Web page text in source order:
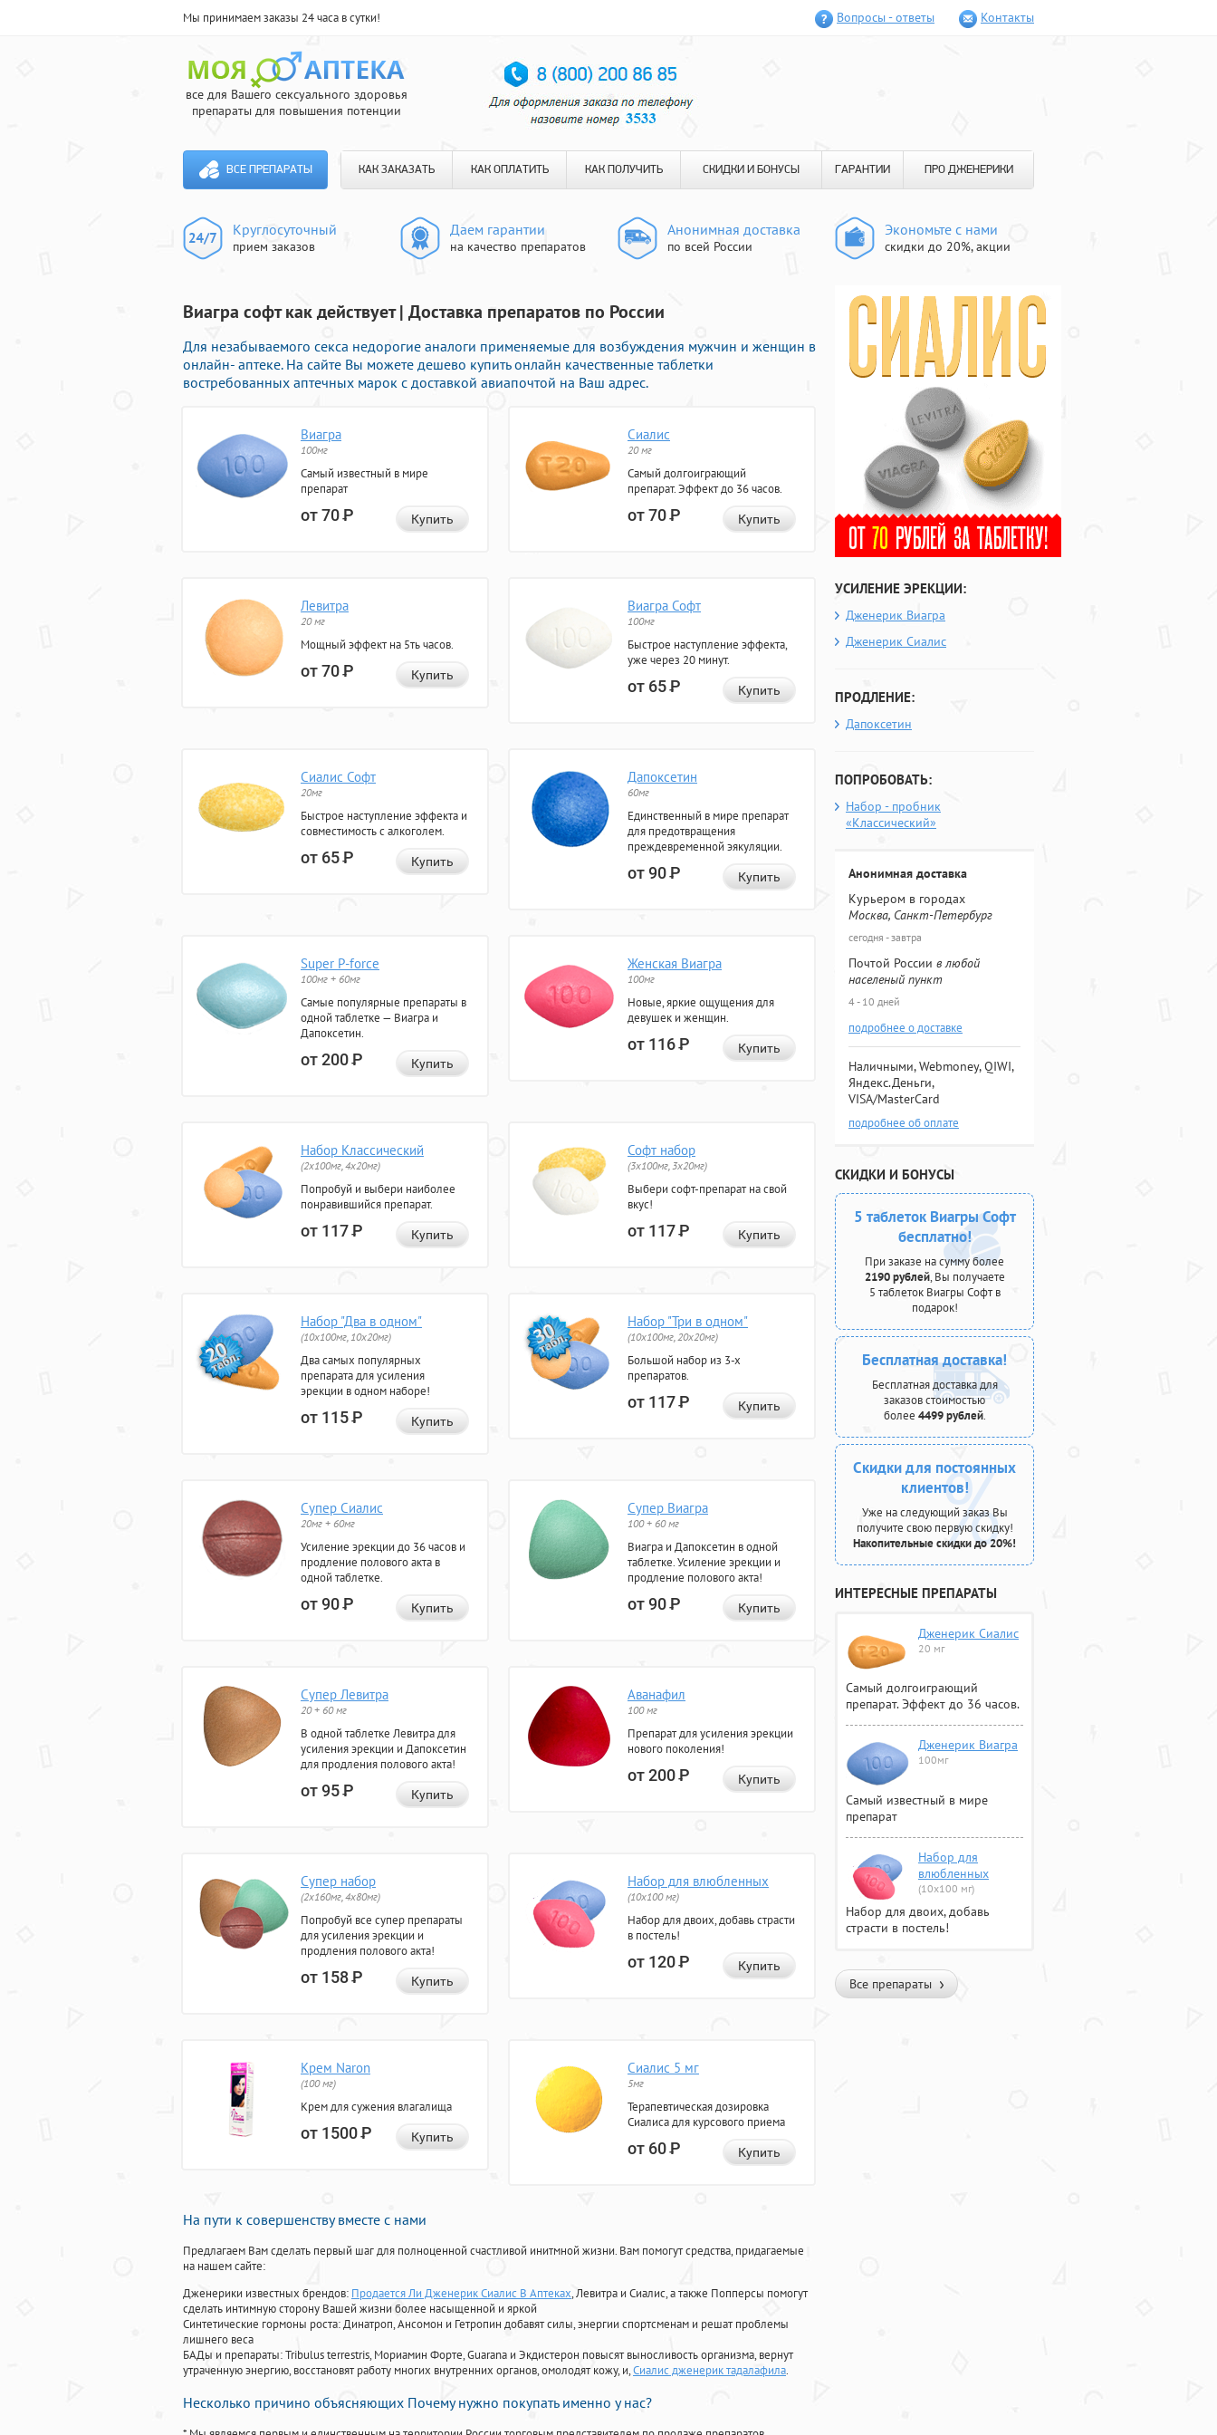
Мы принимаем заказы 24 часа в сутки! Вопросы - ответы Контакты
все для Вашего сексуального здоровья
препараты для повышения потенции
ВСЕ ПРЕПАРАТЫ КАК ЗАКАЗАТЬ КАК ОПЛАТИТЬ КАК ПОЛУЧИТЬ СКИДКИ И БОНУСЫ ГАРАНТИИ ПРО ДЖЕНЕРИКИ
Круглосуточный
прием заказов
Даем гарантии
на качество препаратов
Анонимная доставка
по всей России
Экономьте с нами
скидки до 20%, акции
Виагра софт как действует | Доставка препаратов по России
Для незабываемого секса недорогие аналоги применяемые для возбуждения мужчин и женщин в
онлайн- аптеке. На сайте Вы можете дешево купить онлайн качественные таблетки
востребованных аптечных марок с доставкой авиапочтой на Ваш адрес.
Виагра
100мг
Самый известный в мире
препарат
от 70Р Купить
Сиалис
20 мг
Самый долгоиграющий
препарат. Эффект до 36 часов.
от 70Р Купить
Левитра
20 мг
Мощный эффект на 5ть часов.
от 70Р Купить
Виагра Софт
100мг
Быстрое наступление эффекта,
уже через 20 минут.
от 65Р Купить
Сиалис Софт
20мг
Быстрое наступление эффекта и
совместимость с алкоголем.
от 65Р Купить
Дапоксетин
60мг
Единственный в мире препарат
для предотвращения
преждевременной эякуляции.
от 90Р Купить
Super P-force
100мг + 60мг
Самые популярные препараты в
одной таблетке — Виагра и
Дапоксетин.
от 200Р Купить
Женская Виагра
100мг
Новые, яркие ощущения для
девушек и женщин.
от 116Р Купить
Набор Классический
(2x100мг, 4x20мг)
Попробуй и выбери наиболее
понравившийся препарат.
от 117Р Купить
Софт набор
(3x100мг, 3x20мг)
Выбери софт-препарат на свой
вкус!
от 117Р Купить
Набор "Два в одном"
(10x100мг, 10x20мг)
Два самых популярных
препарата для усиления
эрекции в одном наборе!
от 115Р Купить
Набор "Три в одном"
(10x100мг, 20x20мг)
Большой набор из 3-х
препаратов.
от 117Р Купить
Супер Сиалис
20мг + 60мг
Усиление эрекции до 36 часов и
продление полового акта в
одной таблетке.
от 90Р Купить
Супер Виагра
100 + 60 мг
Виагра и Дапоксетин в одной
таблетке. Усиление эрекции и
продление полового акта!
от 90Р Купить
Супер Левитра
20 + 60 мг
В одной таблетке Левитра для
усиления эрекции и Дапоксетин
для продления полового акта!
от 95Р Купить
Аванафил
100 мг
Препарат для усиления эрекции
нового поколения!
от 200Р Купить
Супер набор
(2х160мг, 4х80мг)
Попробуй все супер препараты
для усиления эрекции и
продления полового акта!
от 158Р Купить
Набор для влюбленных
(10х100 мг)
Набор для двоих, добавь страсти
в постель!
от 120Р Купить
Крем Naron
(100 мг)
Крем для сужения влагалища
от 1500Р Купить
Сиалис 5 мг
5мг
Терапевтическая дозировка
Сиалиса для курсового приема
от 60Р Купить
На пути к совершенству вместе с нами
Предлагаем Вам сделать первый шаг для полноценной счастливой инитмной жизни. Вам помогут средства, придагаемые
на нашем сайте:
Дженерики известных брендов: Продается Ли Дженерик Сиалис В Аптеках, Левитра и Сиалис, а также Попперсы помогут
сделать интимную сторону Вашей жизни более насыщенной и яркой
Синтетические гормоны роста: Динатроп, Ансомон и Гетропин добавят силы, энергии спортсменам и решат проблемы
лишнего веса
БАДы и препараты:Tribulus terrestris, Мориамин Форте, Guarana и Экдистерон повысят выносливость организма, вернут
утраченную энергию, восстановят работу многих внутренних органов, омолодят кожу, и,Сиалис дженерик тадалафила.
Несколько причино объясняющих Почему нужно покупать именно у нас?
УСИЛЕНИЕ ЭРЕКЦИИ:
Дженерик Виагра
Дженерик Сиалис
ПРОДЛЕНИЕ:
Дапоксетин
ПОПРОБОВАТЬ:
Набор - пробник
«Классический»
Анонимная доставка
Курьером в городах
Москва, Санкт-Петербург
сегодня - завтра
Почтой России в любой
населеный пункт
4 - 10 дней
подробнее о доставке
Наличными, Webmoney, QIWI,
Яндекс.Деньги,
VISA/MasterCard
подробнее об оплате
СКИДКИ И БОНУСЫ
5 таблеток Виагры Софт
бесплатно!
При заказе на сумму более
2190 рублей, Вы получаете
5 таблеток Виагры Софт в
подарок!
Бесплатная доставка!
Бесплатная доставка для
заказов стоимостью
более 4499 рублей.
Скидки для постоянных
клиентов!
Уже на следующий заказ Вы
получите свою первую скидку!
Накопительные скидки до 20%!
ИНТЕРЕСНЫЕ ПРЕПАРАТЫ
Дженерик Сиалис
20 мг
Самый долгоиграющий
препарат. Эффект до 36 часов.
Дженерик Виагра
100мг
Самый известный в мире
препарат
Набор для
влюбленных
(10х100 мг)
Набор для двоих, добавь
страсти в постель!
Все препараты